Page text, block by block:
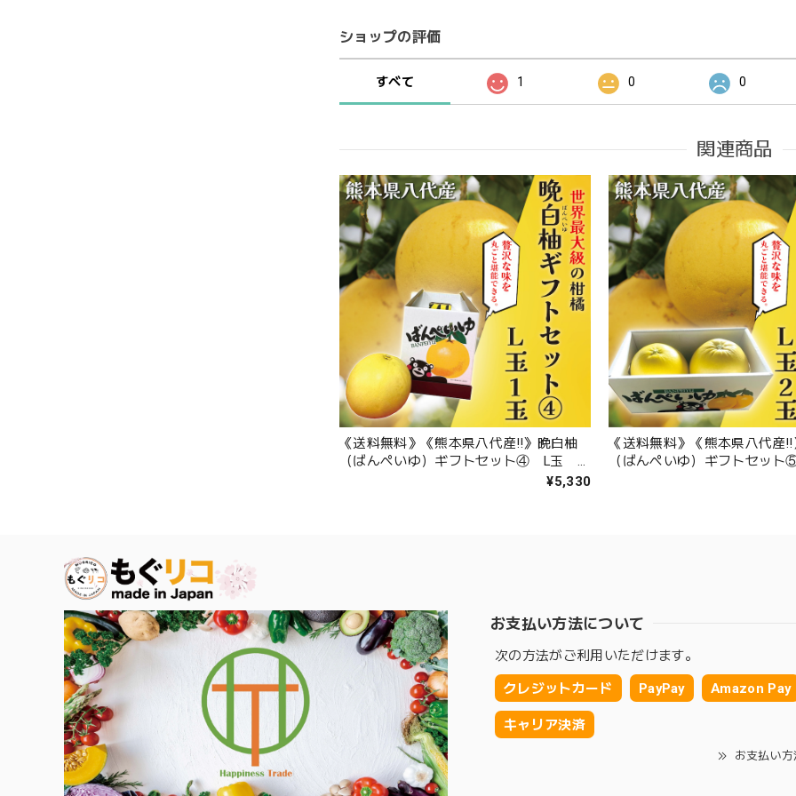
ショップの評価
すべて 1 0 0
関連商品
《送料無料》《熊本県八代産‼️》晩白柚
（ばんぺいゆ）ギフトセット④ L玉 1
¥5,330
《送料無料》《熊本県八代産
（ばんぺいゆ）ギフトセ
お支払い方法について
次の方法がご利用いただけます。
クレジットカード PayPay Amazon Pay
キャリア決済
お支払い